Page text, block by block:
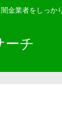
金業者をしっか
ーチ